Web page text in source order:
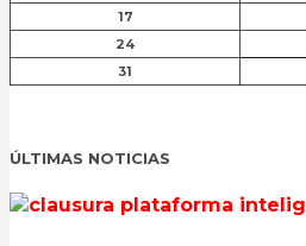
17
24
31
ÚLTIMAS NOTICIAS